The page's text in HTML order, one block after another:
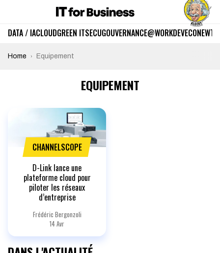
DATA / IACLOUDGREEN ITSECUGOUVERNANCE@WORKDEVECO
Home Equipement
EQUIPEMENT
CHANNELSCOPE
D-Link lance une
plateforme cloud pour
piloter les réseaux
d’entreprise
Frédéric Bergonzoli
14 Avr